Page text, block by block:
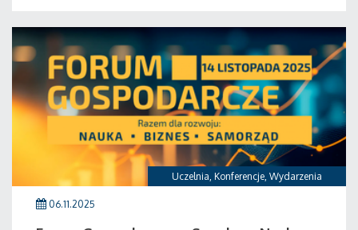
Uczelnia, Konferencje, Wydarzenia
06.11.2025